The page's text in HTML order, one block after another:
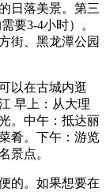
日落美景。第三
要3-4小时）。
街、黑龙潭公园
以在古城内逛
早上：从大理
。中午：抵达丽
肴。下午：游览
景点。
的。如果想要在